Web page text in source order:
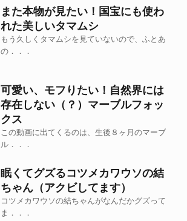
また本物が見たい！国宝にも使わ
れた美しいタマムシ
もう久しくタマムシを見ていないので、ふとあ
の．．．
可愛い、モフりたい！自然界には
存在しない（？）マーブルフォッ
クス
この動画に出てくるのは、生後８ヶ月のマーブ
ル．．．
眠くてグズるコツメカワウソの結
ちゃん（アクビしてます）
コツメカワウソの結ちゃんがなんだかグズって
ま．．．